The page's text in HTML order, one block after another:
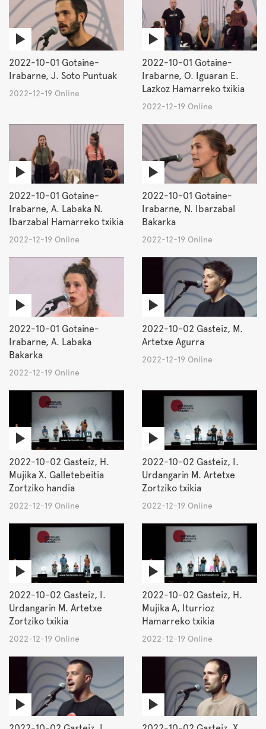
2022-10-01 Gotaine-
Irabarne, J. Soto Puntuak
2022-12-19 Online
2022-10-01 Gotaine-
Irabarne, O. Iguaran E.
Lazkoz Hamarreko txikia
2022-12-19 Online
2022-10-01 Gotaine-
Irabarne, A. Labaka N.
Ibarzabal Hamarreko txikia
2022-12-19 Online
2022-10-01 Gotaine-
Irabarne, N. Ibarzabal
Bakarka
2022-12-19 Online
2022-10-01 Gotaine-
Irabarne, A. Labaka
Bakarka
2022-12-19 Online
2022-10-02 Gasteiz, M.
Artetxe Agurra
2022-12-19 Online
2022-10-02 Gasteiz, H.
Mujika X. Galletebeitia
Zortziko handia
2022-12-19 Online
2022-10-02 Gasteiz, I.
Urdangarin M. Artetxe
Zortziko txikia
2022-12-19 Online
2022-10-02 Gasteiz, I.
Urdangarin M. Artetxe
Zortziko txikia
2022-12-19 Online
2022-10-02 Gasteiz, H.
Mujika A, Iturrioz
Hamarreko txikia
2022-12-19 Online